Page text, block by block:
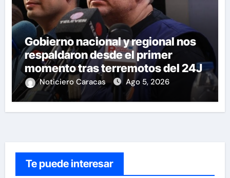
Gobierno nacional y regional nos
respaldaron desde el primer
momento tras terremotos del 24J
Noticiero Caracas Ago 5, 2026
Te puede interesar